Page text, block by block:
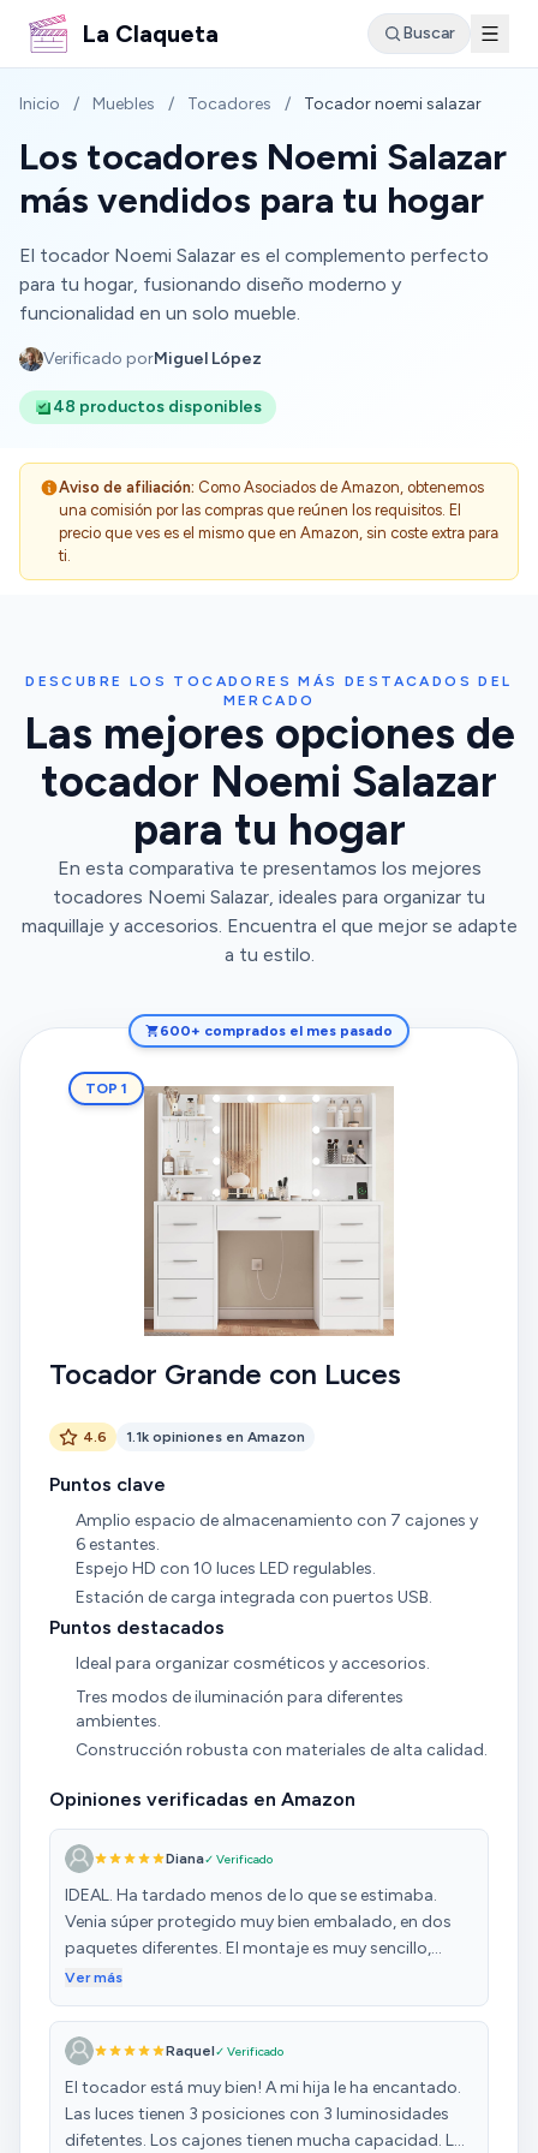
La Claqueta Buscar
Inicio / Muebles / Tocadores / Tocador noemi salazar
Los tocadores Noemi Salazar
más vendidos para tu hogar
El tocador Noemi Salazar es el complemento perfecto
para tu hogar, fusionando diseño moderno y
funcionalidad en un solo mueble.
Verificado porMiguel López
48 productos disponibles
Aviso de afiliación: Como Asociados de Amazon, obtenemos
una comisión por las compras que reúnen los requisitos. El
precio que ves es el mismo que en Amazon, sin coste extra para
ti.
DESCUBRE LOS TOCADORES MÁS DESTACADOS DEL
MERCADO
Las mejores opciones de
tocador Noemi Salazar
para tu hogar
En esta comparativa te presentamos los mejores
tocadores Noemi Salazar, ideales para organizar tu
maquillaje y accesorios. Encuentra el que mejor se adapte
a tu estilo.
600+ comprados el mes pasado
TOP 1
Tocador Grande con Luces
4.6 1.1k opiniones en Amazon
Puntos clave
Amplio espacio de almacenamiento con 7 cajones y
6 estantes.
Espejo HD con 10 luces LED regulables.
Estación de carga integrada con puertos USB.
Puntos destacados
Ideal para organizar cosméticos y accesorios.
Tres modos de iluminación para diferentes
ambientes.
Construcción robusta con materiales de alta calidad.
Opiniones verificadas en Amazon
Diana✓ Verificado
IDEAL. Ha tardado menos de lo que se estimaba.
Venia súper protegido muy bien embalado, en dos
paquetes diferentes. El montaje es muy sencillo,
cada pieza tiene su número lo cual hace el montaje
formar, pero repito, es muy facil siguiendo las
instrucciones. La calidad es buena teniendo en
cuenta el precio. En definitiva, lo recomiendo
muchisimo, es ideal para una habitación individual o
un vestidor. Las luces tienen tres tonalidades y
Ver más
Raquel✓ Verificado
El tocador está muy bien! A mi hija le ha encantado.
Las luces tienen 3 posiciones con 3 luminosidades
difetentes. Los cajones tienen mucha capacidad. Las